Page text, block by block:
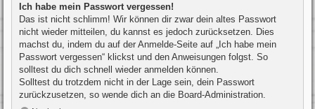
Ich habe mein Passwort vergessen!
Das ist nicht schlimm! Wir können dir zwar dein altes Passwort
nicht wieder mitteilen, du kannst es jedoch zurücksetzen. Dies
machst du, indem du auf der Anmelde-Seite auf „Ich habe mein
Passwort vergessen“ klickst und den Anweisungen folgst. So
solltest du dich schnell wieder anmelden können.
Solltest du trotzdem nicht in der Lage sein, dein Passwort
zurückzusetzen, so wende dich an die Board-Administration.